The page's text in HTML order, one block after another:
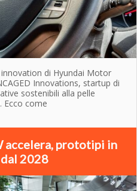
di Hyundai Motor
Innovations, startup di
sostenibili alla pelle
Ecco come
accelera, prototipi in
2028